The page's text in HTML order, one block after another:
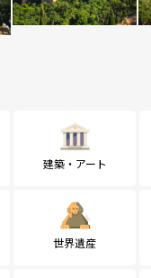
建築・アート
世界遺産